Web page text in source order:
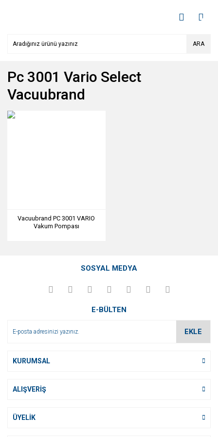
ARA
Pc 3001 Vario Select
Vacuubrand
Vacuubrand PC 3001 VARIO
Vakum Pompası
SOSYAL MEDYA
E-BÜLTEN
EKLE
KURUMSAL
ALIŞVERİŞ
ÜYELİK